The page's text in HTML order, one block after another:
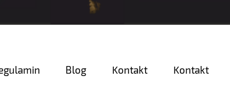
Blog Kontakt Kontakt